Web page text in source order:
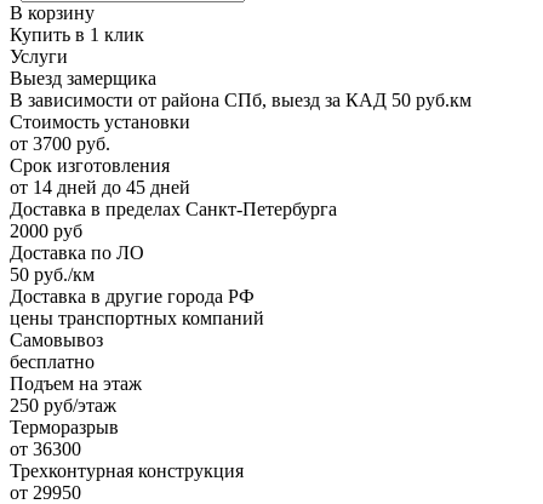
В корзину
Купить в 1 клик
Услуги
Выезд замерщика
В зависимости от района СПб, выезд за КАД 50 руб.км
Стоимость установки
от 3700 руб.
Срок изготовления
от 14 дней до 45 дней
Доставка в пределах Санкт-Петербурга
2000 руб
Доставка по ЛО
50 руб./км
Доставка в другие города РФ
цены транспортных компаний
Самовывоз
бесплатно
Подъем на этаж
250 руб/этаж
Терморазрыв
от 36300
Трехконтурная конструкция
от 29950